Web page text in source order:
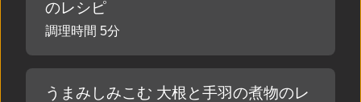
のレシピ
調理時間 5分
うまみしみこむ 大根と手羽の煮物のレ